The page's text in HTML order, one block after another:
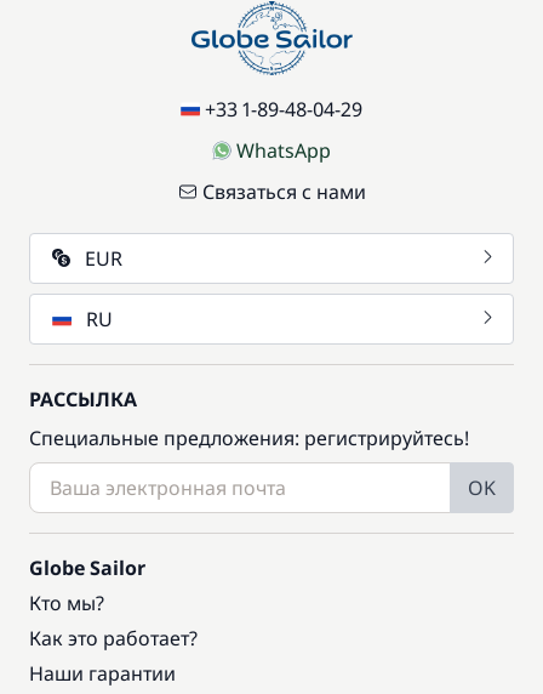
Доска для SUP-серфинга
+33 1-89-48-04-29
WhatsApp
Связаться с нами
EUR
RU
РАССЫЛКА
Специальные предложения: регистрируйтесь!
OK
Globe Sailor
Кто мы?
Как это работает?
Наши гарантии